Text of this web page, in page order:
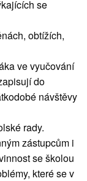
se
obtížích,
ve vyučování
do
návštěvy
rady.
zástupcům i
se školou
které se v